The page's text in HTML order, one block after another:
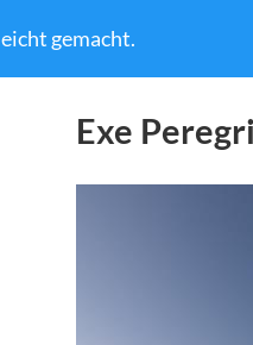
gemacht.
Exe